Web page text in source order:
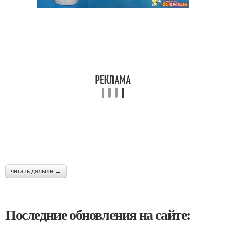
читать дальше →
Последние обновления на сайте: